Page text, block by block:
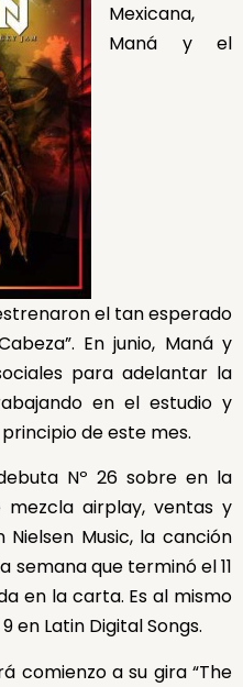
Mexicana,
Maná y el
el tan esperado
En junio, Maná y
para adelantar la
en el estudio y
de este mes.
Nº 26 sobre en la
mezcla airplay, ventas y
Music, la canción
semana que terminó el 11
en la carta. Es al mismo
en Latin Digital Songs.
comienzo a su gira “The